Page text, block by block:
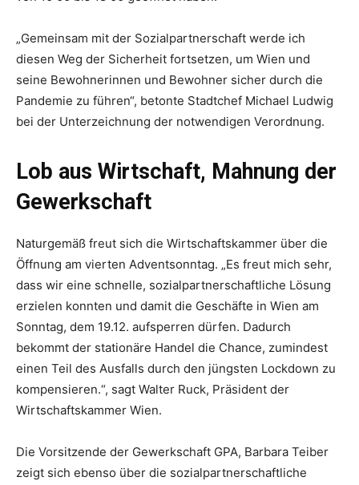
„Gemeinsam mit der Sozialpartnerschaft werde ich
diesen Weg der Sicherheit fortsetzen, um Wien und
seine Bewohnerinnen und Bewohner sicher durch die
Pandemie zu führen“, betonte Stadtchef Michael Ludwig
bei der Unterzeichnung der notwendigen Verordnung.
Lob aus Wirtschaft, Mahnung der
Gewerkschaft
Naturgemäß freut sich die Wirtschaftskammer über die
Öffnung am vierten Adventsonntag. „Es freut mich sehr,
dass wir eine schnelle, sozialpartnerschaftliche Lösung
erzielen konnten und damit die Geschäfte in Wien am
Sonntag, dem 19.12. aufsperren dürfen. Dadurch
bekommt der stationäre Handel die Chance, zumindest
einen Teil des Ausfalls durch den jüngsten Lockdown zu
kompensieren.“, sagt Walter Ruck, Präsident der
Wirtschaftskammer Wien.
Die Vorsitzende der Gewerkschaft GPA, Barbara Teiber
zeigt sich ebenso über die sozialpartnerschaftliche